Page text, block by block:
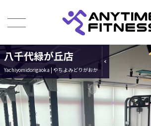
八千代緑が丘店
Yachiyomidorigaoka | やちよみどりがおか